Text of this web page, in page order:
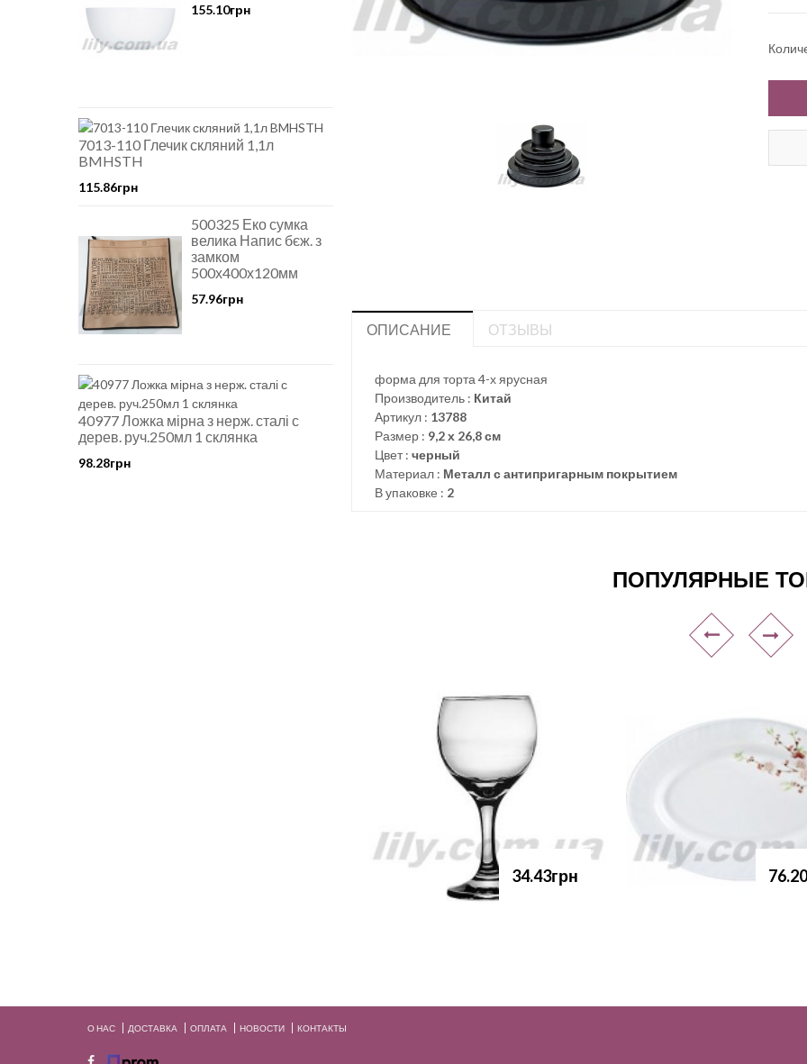
155.10грн
7013-110 Глечик скляний 1,1л
BMHSTH
115.86грн
500325 Еко сумка
велика Напис бєж. з
замком
500х400х120мм
57.96грн
40977 Ложка мірна з нерж. сталі с
дерев. руч.250мл 1 склянка
98.28грн
ОПИСАНИЕ ОТЗЫВЫ
форма для торта 4-х ярусная
Производитель : Китай
Артикул : 13788
Размер : 9,2 х 26,8 см
Цвет : черный
Материал : Металл с антипригарным покрытием
В упаковке : 2
ПОПУЛЯРНЫЕ
34.43грн
О НАС ДОСТАВКА ОПЛАТА НОВОСТИ КОНТАКТЫ